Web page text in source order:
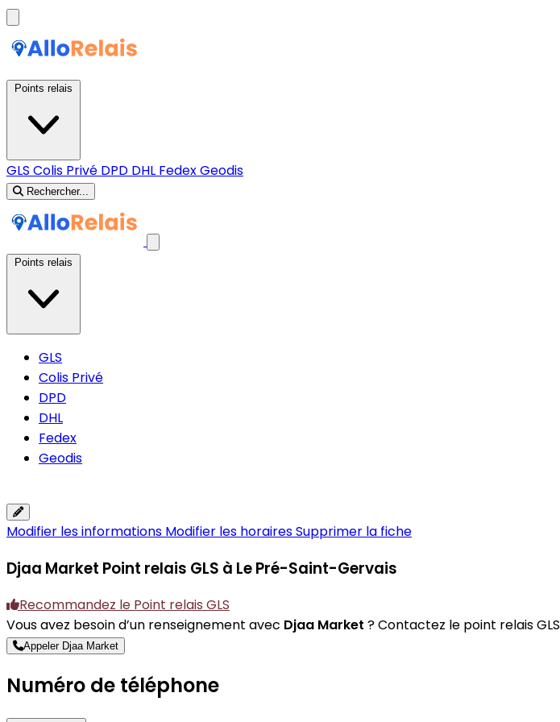
GLS Colis Privé DPD DHL FedexGeodis
Rechercher...
GLS
Colis Privé
DPD
DHL
Fedex
Geodis
Modifier les informations Modifier les horairesSupprimer la fiche
Djaa Market Point relais GLS à Le Pré-Saint-Gervais
Recommandez le Point relais GLS
Vous avez besoin d’un renseignement avec Djaa Market ? Contactez le point relais GLS
Appeler Djaa Market
Numéro de téléphone